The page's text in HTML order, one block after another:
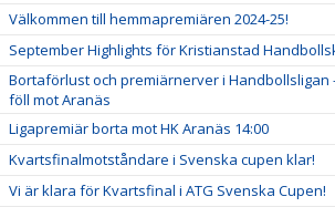
Välkommen till hemmapremiären 2024-25!
September Highlights för Kristianstad
Bortaförlust och premiärnerver i Handbollsligan
föll mot Aranäs
Ligapremiär borta mot HK Aranäs 14:00
Kvartsfinalmotståndare i Svenska cupen klar!
Vi är klara för Kvartsfinal i ATG Svenska Cupen!